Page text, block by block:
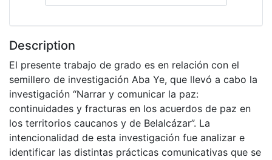
Description
El presente trabajo de grado es en relación con el
semillero de investigación Aba Ye, que llevó a cabo la
investigación “Narrar y comunicar la paz:
continuidades y fracturas en los acuerdos de paz en
los territorios caucanos y de Belalcázar”. La
intencionalidad de esta investigación fue analizar e
identificar las distintas prácticas comunicativas que se